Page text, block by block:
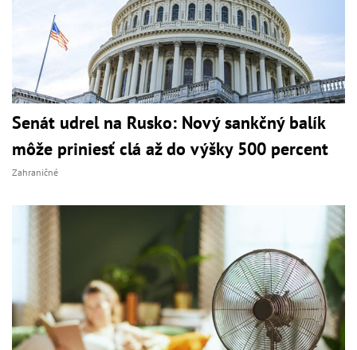
Senát udrel na Rusko: Nový sankčný balík
môže priniesť clá až do výšky 500 percent
Zahraničné